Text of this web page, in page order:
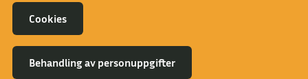
Cookies
Behandling av personuppgifter